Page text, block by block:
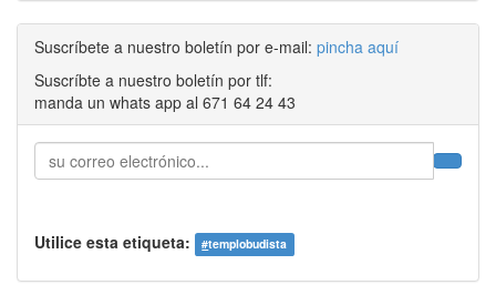
Suscríbete a nuestro boletín por e-mail: pincha aquí
Suscríbte a nuestro boletín por tlf:
manda un whats app al 671 64 24 43
Utilice esta etiqueta: #templobudista